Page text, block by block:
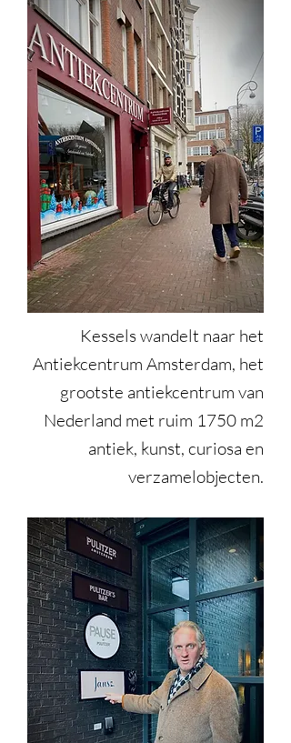
Kessels wandelt naar het
Antiekcentrum Amsterdam, het
grootste antiekcentrum van
Nederland met ruim 1750 m2
antiek, kunst, curiosa en
verzamelobjecten.